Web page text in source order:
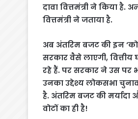
दावा वित्तमंत्री ने किया
वित्तमंत्री ने जताया है.
अब अंतरिम बजट की इन
सरकार वैसे लाएगी, वित्तीय
रहे हैं. पर सरकार ने उस पर
उनका उद्देश्य लोकसभा
है. अंतरिम बजट की मर्यादा
वोटों का ही है!